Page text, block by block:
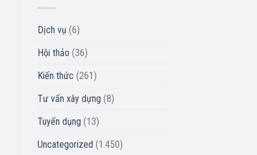
Dịch vụ (6)
Hội thảo (36)
Kiến thức (261)
Tư vấn xây dựng (8)
Tuyển dụng (13)
Uncategorized (1.450)